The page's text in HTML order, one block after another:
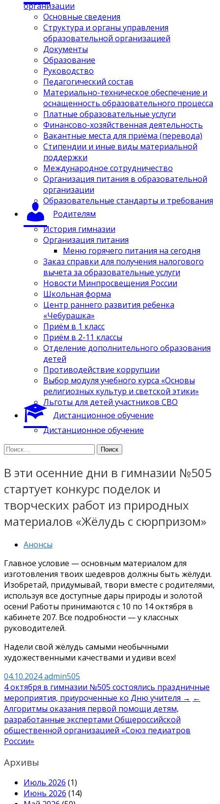
организации
Основные сведения
Структура и органы управления
образовательной организацией
Документы
Образование
Руководство
Педагогический состав
Материально-техническое обеспечение и
оснащенность образовательного процесса
Платные образовательные услуги
Финансово-хозяйственная деятельность
Вакантные места для приёма (перевода)
Стипендии и иные виды материальной
поддержки
Международное сотрудничество
Организация питания в образовательной
организации
Образовательные стандарты и требования
Родителям
История гимназии
Организация питания
Меню горячего питания на сегодня
Заказ справки для получения налогового
вычета за образовательные услуги
Новости Минпросвещения России
Школьная форма
Центр раннего развития ребенка
«Чебурашка»
Приём в 1 класс
Приём в 2-11 классы
Отделение дополнительного образования
детей
Противодействие коррупции
Выбор модуля учебного курса «Основы
религиозных культур и светской этики»
Льготы для детей участников СВО
Дистанционное обучение
Дистанционное обучение
Найти:
В эти осенние дни в гимназии №505
стартует конкурс поделок и
творческих работ из природных
материалов «Жёлудь с сюрпризом»
Анонсы
Главное условие — основным материалом для
изготовления твоих шедевров должны быть жёлуди.
Изобретай, придумывай, твори вместе с родителями,
используя все доступные дары природы и золотой
осени! Работы принимаются с 10 по 14 октября в
кабинете 207. Все подробности — у классных
руководителей.
Надели свой жёлудь самыми необычными
художественными качествами и удиви всех!
04.10.2024admin505
Навигация
по
записям
4 октября в гимназии №505 состоялись праздничные
мероприятия, приуроченные ко Дню учителя → ←
Алгоритмы оказания первой помощи детям,
разработанные экспертами Общероссийской
общественной организацией «Союз педиатров
России»
Архивы
Июль 2026 (1)
Июнь 2026 (14)